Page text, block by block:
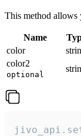
This method allows
Name
color
color2
optional